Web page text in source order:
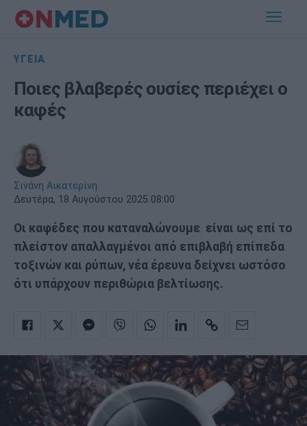
ΥΓΕΙΑ
Ποιες βλαβερές ουσίες περιέχει ο
καφές
Σινάνη Αικατερίνη
Δευτέρα, 18 Αυγούστου 2025 08:00
Οι καφέδες που καταναλώνουμε είναι ως επί το
πλείστον απαλλαγμένοι από επιβλαβή επίπεδα
τοξινών και ρύπων, νέα έρευνα δείχνει ωστόσο
ότι υπάρχουν περιθώρια βελτίωσης.